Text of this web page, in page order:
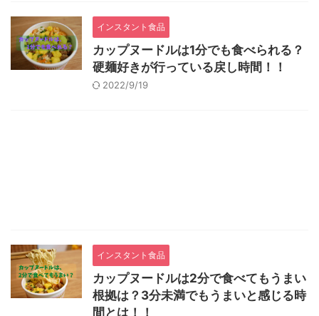
インスタント食品
カップヌードルは1分でも食べられる？
硬麺好きが行っている戻し時間！！
2022/9/19
インスタント食品
カップヌードルは2分で食べてもうまい
根拠は？3分未満でもうまいと感じる時
間とは！！